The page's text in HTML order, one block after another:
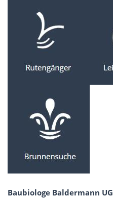
Baubiologe Baldermann